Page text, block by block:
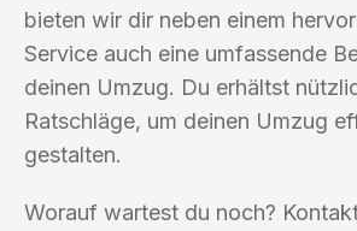
bieten wir dir neben einem
Service auch eine umfassende
deinen Umzug. Du erhältst
Ratschläge, um deinen Umzug
gestalten.
Worauf wartest du noch?